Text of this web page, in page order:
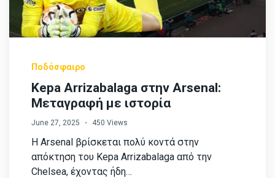
Ποδόσφαιρο
Kepa Arrizabalaga στην Arsenal:
Μεταγραφή με ιστορία
June 27, 2025 450 Views
Η Arsenal βρίσκεται πολύ κοντά στην
απόκτηση του Kepa Arrizabalaga από την
Chelsea, έχοντας ήδη…